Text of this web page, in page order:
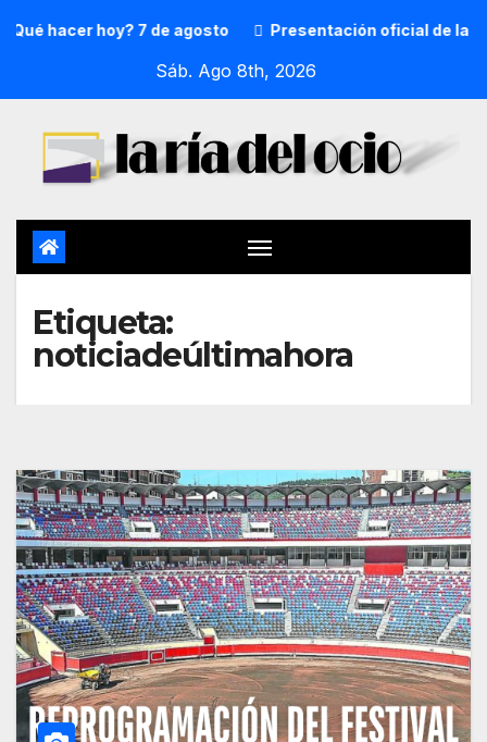
hacer hoy? 7 de agosto Presentación oficial de la
Sáb. Ago 8th, 2026
Etiqueta:
noticiadeúltimahora